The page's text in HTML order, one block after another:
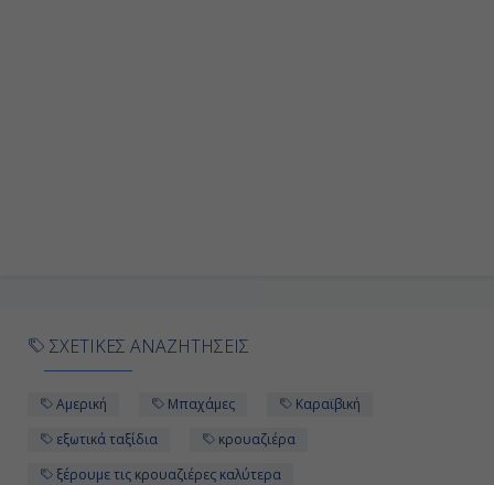
ΣΧΕΤΙΚΕΣ ΑΝΑΖΗΤΗΣΕΙΣ
Aμερική Μπαχάμες
Καραϊβική
εξωτικά ταξίδια
κρουαζιέρα
ξέρουμε τις κρουαζιέρες καλύτερα